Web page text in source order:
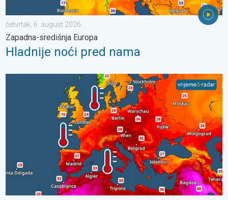
četvrtak, 6. august 2026.
Zapadna-središnja Europa
Hladnije noći pred nama
Europska mora neobično topla. Do 30 stupnjeva. . . subota,